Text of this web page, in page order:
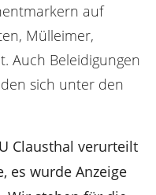
auf
Mülleimer,
Auch Beleidigungen
sich unter den
Clausthal verurteilt
es wurde Anzeige